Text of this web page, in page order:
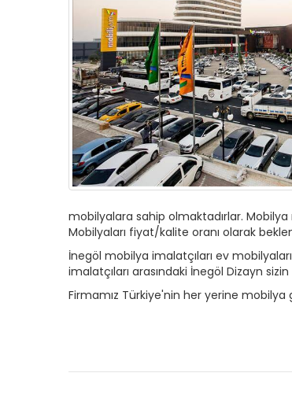
mobilyalara sahip olmaktadırlar.
Mobilyaları fiyat/kalite oranı olarak
İnegöl mobilya imalatçıları ev
imalatçıları arasındaki İnegöl Dizayn
Firmamız Türkiye'nin her yerine